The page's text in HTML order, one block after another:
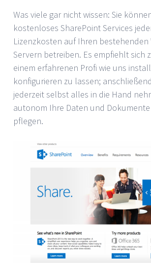
Was viele gar nicht wissen: Sie
kostenloses SharePoint Services
Lizenzkosten auf Ihren bestehenden
Servern betreiben. Es empfiehlt sich
einem erfahrenen Profi wie uns
konfigurieren zu lassen;
jederzeit selbst alles in die Hand
autonom Ihre Daten und
pflegen.